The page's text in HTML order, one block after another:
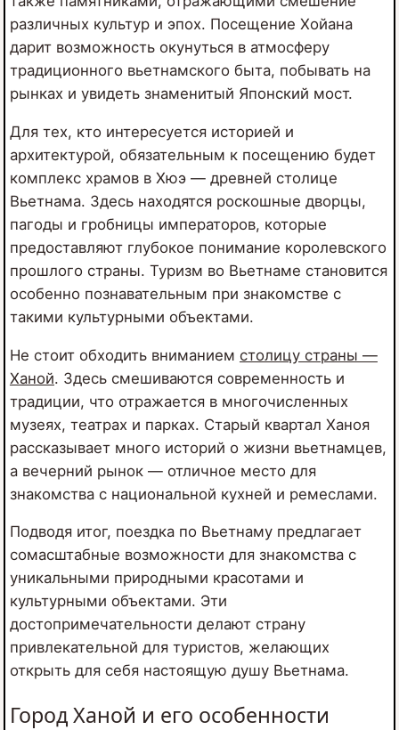
различных культур и эпох. Посещение Хойана
дарит возможность окунуться в атмосферу
традиционного вьетнамского быта, побывать на
рынках и увидеть знаменитый Японский мост.
Для тех, кто интересуется историей и
архитектурой, обязательным к посещению будет
комплекс храмов в Хюэ — древней столице
Вьетнама. Здесь находятся роскошные дворцы,
пагоды и гробницы императоров, которые
предоставляют глубокое понимание королевского
прошлого страны. Туризм во Вьетнаме становится
особенно познавательным при знакомстве с
такими культурными объектами.
Не стоит обходить вниманием столицу страны —
Ханой. Здесь смешиваются современность и
традиции, что отражается в многочисленных
музеях, театрах и парках. Старый квартал Ханоя
рассказывает много историй о жизни вьетнамцев,
а вечерний рынок — отличное место для
знакомства с национальной кухней и ремеслами.
Подводя итог, поездка по Вьетнаму предлагает
сомасштабные возможности для знакомства с
уникальными природными красотами и
культурными объектами. Эти
достопримечательности делают страну
привлекательной для туристов, желающих
открыть для себя настоящую душу Вьетнама.
Город Ханой и его особенности